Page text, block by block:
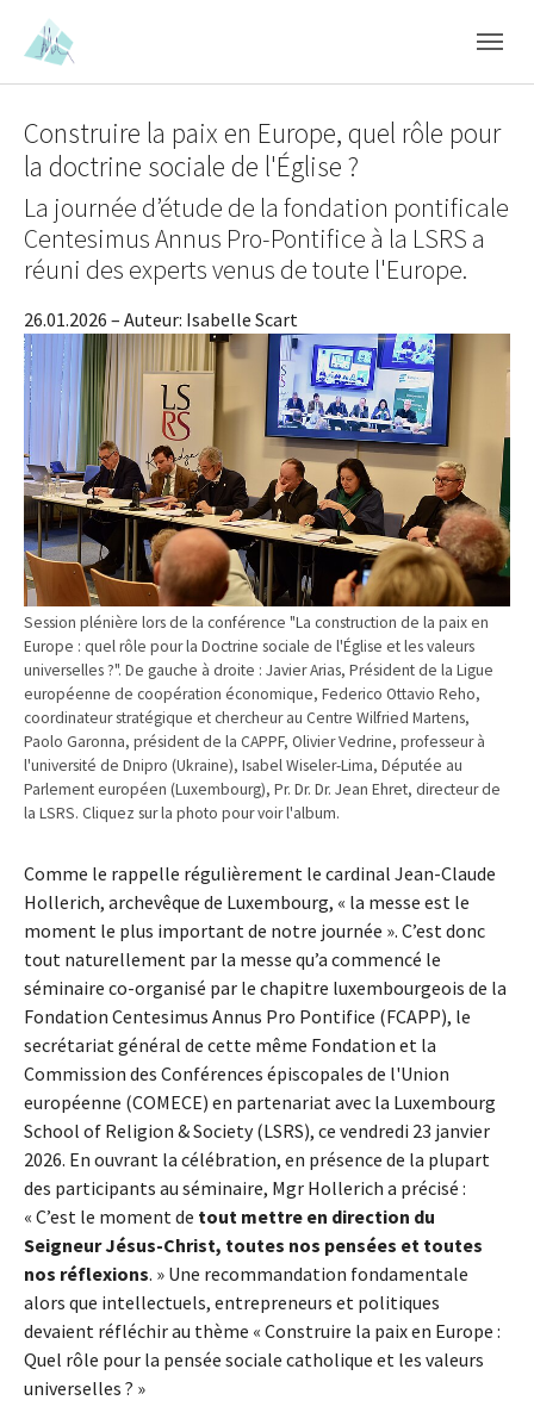
Skip to main content
Skip to page footer
Session plénière lors de la conférence "La construction de la paix en
Europe : quel rôle pour la Doctrine sociale de l'Église et les valeurs
universelles ?". De gauche à droite : Javier Arias, Président de la Ligue
européenne de coopération économique, Federico Ottavio Reho,
coordinateur stratégique et chercheur au Centre Wilfried Martens,
Paolo Garonna, président de la CAPPF, Olivier Vedrine, professeur à
l'université de Dnipro (Ukraine), Isabel Wiseler-Lima, Députée au
Parlement européen (Luxembourg), Pr. Dr. Dr. Jean Ehret, directeur de
la LSRS. Cliquez sur la photo pour voir l'album.
Construire la paix en Europe, quel rôle pour
la doctrine sociale de l'Église ?
La journée d’étude de la fondation pontificale
Centesimus Annus Pro-Pontifice à la LSRS a
réuni des experts venus de toute l'Europe.
26.01.2026 – Auteur: Isabelle Scart
Comme le rappelle régulièrement le cardinal Jean-Claude
Hollerich, archevêque de Luxembourg, « la messe est le
moment le plus important de notre journée ». C’est donc
tout naturellement par la messe qu’a commencé le
séminaire co-organisé par le chapitre luxembourgeois de la
Fondation Centesimus Annus Pro Pontifice (FCAPP), le
secrétariat général de cette même Fondation et la
Commission des Conférences épiscopales de l'Union
européenne (COMECE) en partenariat avec la Luxembourg
School of Religion & Society (LSRS), ce vendredi 23 janvier
2026. En ouvrant la célébration, en présence de la plupart
des participants au séminaire, Mgr Hollerich a précisé :
« C’est le moment de tout mettre en direction du
Seigneur Jésus-Christ, toutes nos pensées et toutes
nos réflexions. » Une recommandation fondamentale
alors que intellectuels, entrepreneurs et politiques
devaient réfléchir au thème « Construire la paix en Europe :
Quel rôle pour la pensée sociale catholique et les valeurs
universelles ? »